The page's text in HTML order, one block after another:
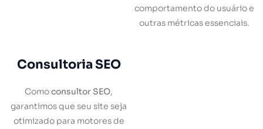
comportamento do usuário e
outras métricas essenciais.
Consultoria SEO
Comoconsultor SEO,
garantimos que seu site seja
otimizado para motores de